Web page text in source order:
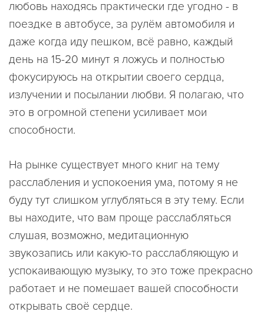
любовь находясь практически где угодно - в
поездке в автобусе, за рулём автомобиля и
даже когда иду пешком, всё равно, каждый
день на 15-20 минут я ложусь и полностью
фокусируюсь на открытии своего сердца,
излучении и посылании любви. Я полагаю, что
это в огромной степени усиливает мои
способности.
На рынке существует много книг на тему
расслабления и успокоения ума, потому я не
буду тут слишком углубляться в эту тему. Если
вы находите, что вам проще расслабляться
слушая, возможно, медитационную
звукозапись или какую-то расслабляющую и
успокаивающую музыку, то это тоже прекрасно
работает и не помешает вашей способности
открывать своё сердце.